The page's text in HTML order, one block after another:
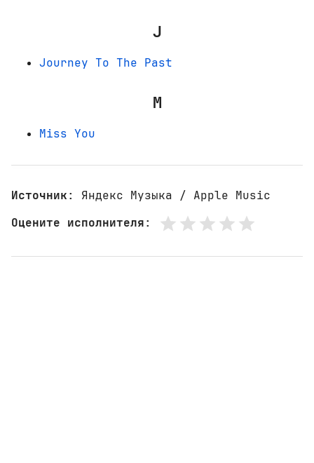
J
Journey To The Past
M
Miss You
Источник: Яндекс Музыка / Apple Music
Оцените исполнителя: